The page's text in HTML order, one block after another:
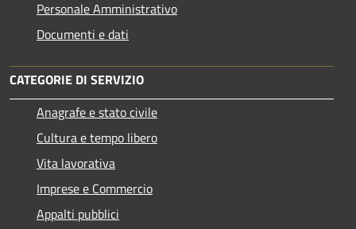
Personale Amministrativo
Documenti e dati
CATEGORIE DI SERVIZIO
Anagrafe e stato civile
Cultura e tempo libero
Vita lavorativa
Imprese e Commercio
Appalti pubblici